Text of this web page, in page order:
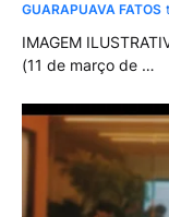
GUARAPUAVA FATOS
IMAGEM
(11 de março de …